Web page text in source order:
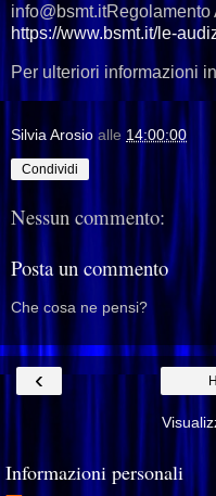
https://www.bsmt.it/le-
Per ulteriori informazioni
Silvia Arosio alle 14:00:00
Condividi
Nessun commento:
Posta un commento
Che cosa ne pensi?
‹
Informazioni personali